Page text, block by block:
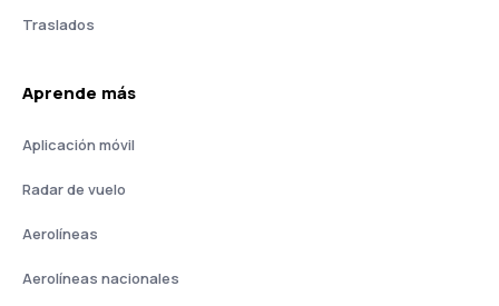
Traslados
Aprende más
Aplicación móvil
Radar de vuelo
Aerolíneas
Aerolíneas nacionales